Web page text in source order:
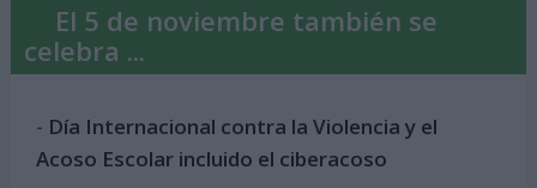
El 5 de noviembre también se
celebra ...
- Día Internacional contra la Violencia y el
Acoso Escolar incluido el ciberacoso